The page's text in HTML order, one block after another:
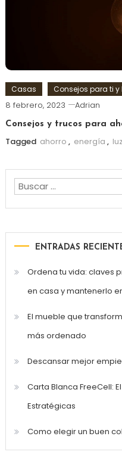
Casas Consejos para ti y
8 febrero, 2023 Adrian
Consejos y trucos para
Tagged ahorro , energía , luz
ENTRADAS
Ordena tu vida: claves
en casa y mantenerlo
El mueble que
más ordenado
Descansar mejor
Carta Blanca FreeCell:
Estratégicas
Como elegir un buen